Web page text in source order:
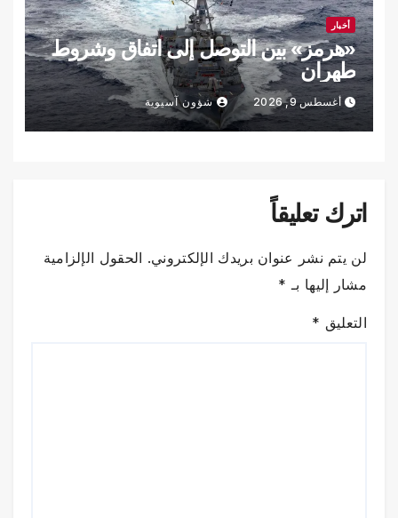
أخبار
«هرمز» بين التوصل إلى اتفاق وشروط
طهران
أغسطس 9, 2026 شؤون آسيوية
اترك تعليقاً
لن يتم نشر عنوان بريدك الإلكتروني. الحقول الإلزامية
مشار إليها بـ *
التعليق *